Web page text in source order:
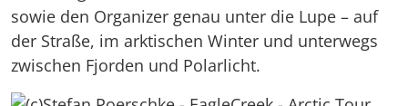
sowie den Organizer genau unter die Lupe – auf
der Straße, im arktischen Winter und unterwegs
zwischen Fjorden und Polarlicht.